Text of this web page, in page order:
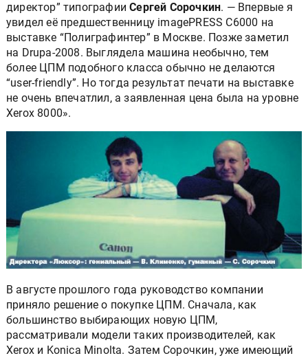
директор” типографииСергей Сорочкин. — Впервые я
увидел её предшественницу imagePRESS C6000 на
выставке “Полиграфинтер” в Москве. Позже заметил
на Drupa-2008. Выглядела машина необычно, тем
более ЦПМ подобного класса обычно не делаются
“user-friendly”. Но тогда результат печати на выставке
не очень впечатлил, а заявленная цена была на уровне
Xerox 8000».
В августе прошлого года руководство компании
приняло решение о покупке ЦПМ. Сначала, как
большинство выбирающих новую ЦПМ,
рассматривали модели таких производителей, как
Xerox и Konica Minolta. Затем Сорочкин, уже имеющий